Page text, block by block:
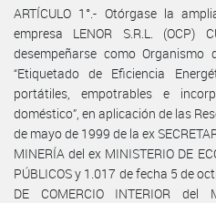
ARTÍCULO 1°.- Otórgase la
empresa LENOR S.R.L. (OCP)
desempeñarse como
“Etiquetado de Eficiencia
portátiles, empotrables e
doméstico”, en aplicación de las
de mayo de 1999 de la ex
MINERÍA del ex MINISTERIO DE
PÚBLICOS y 1.017 de fecha 5 de
DE COMERCIO INTERIOR del